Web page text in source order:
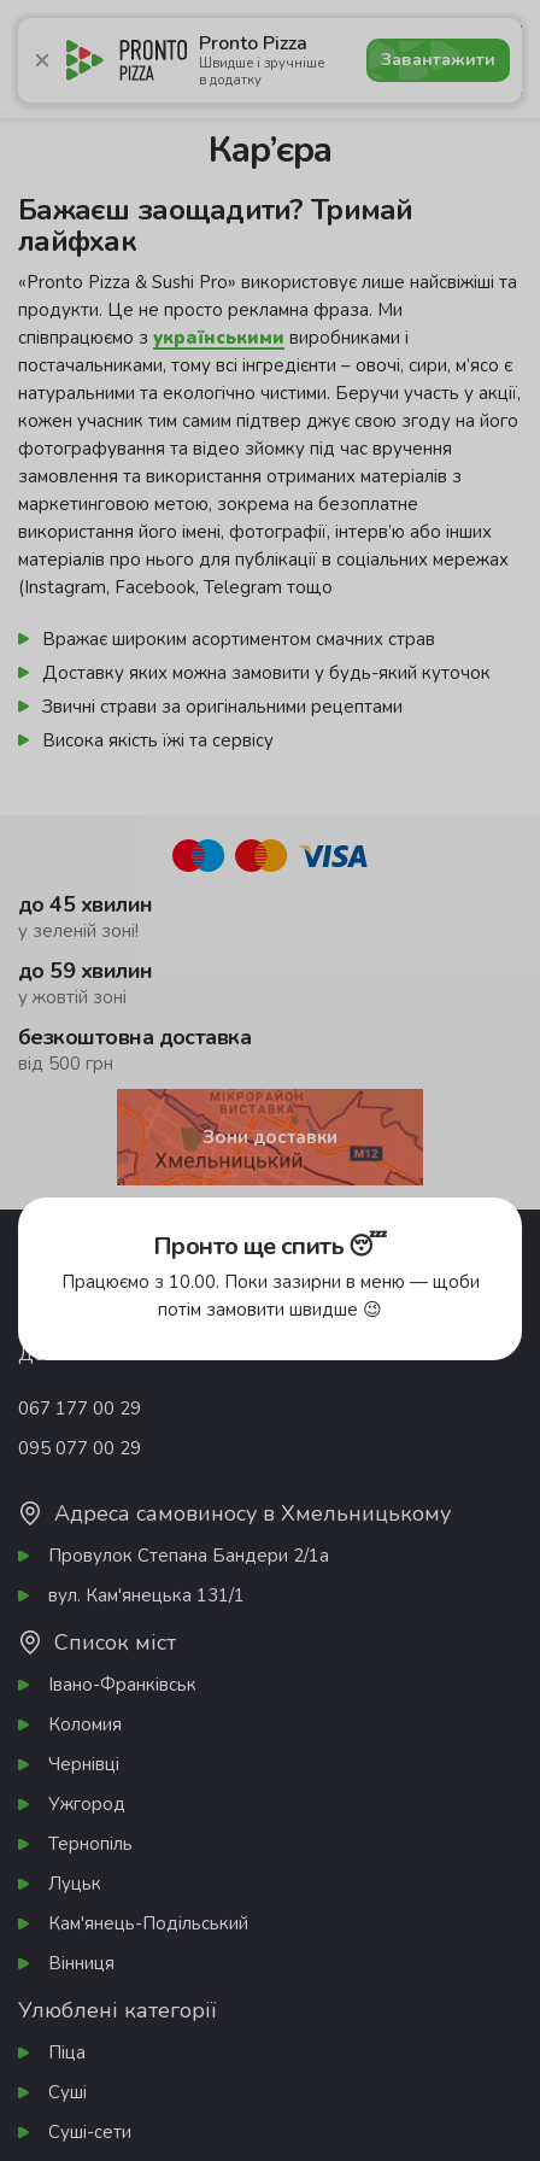
Pronto Pizza
Швидше і зручніше
в додатку
Завантажити
4.8
Акції Піца Суші Сети Сніданки Комбо
Кар’єра
Бажаєш заощадити? Тримай
лайфхак
«Pronto Pizza & Sushi Pro» використовує лише найсвіжіші та
продукти. Це не просто рекламна фраза. Ми
співпрацюємо з українськими виробниками і
постачальниками, тому всі інгредієнти – овочі, сири, м’ясо є
натуральними та екологічно чистими. Беручи участь у акції,
кожен учасник тим самим підтвер джує свою згоду на його
фотографування та відео зйомку під час вручення
замовлення та використання отриманих матеріалів з
маркетинговою метою, зокрема на безоплатне
використання його імені, фотографії, інтерв’ю або інших
матеріалів про нього для публікації в соціальних мережах
(Instagram, Facebook, Telegram тощо
Вражає широким асортиментом смачних страв
Доставку яких можна замовити у будь-який куточок
Звичні страви за оригінальними рецептами
Висока якість їжі та сервісу
до 45 хвилин
у зеленій зоні!
до 59 хвилин
у жовтій зоні
безкоштовна доставка
від 500 грн
Зони доставки
Pronto Club
Доставка їжі
Про компанію
Франшиза
Контакти
Донати
067 177 00 29
095 077 00 29
Адреса самовиносу в Хмельницькому
Провулок Степана Бандери 2/1а
вул. Кам'янецька 131/1
Список міст
Івано-Франківськ
Коломия
Чернівці
Ужгород
Тернопіль
Луцьк
Кам'янець-Подільський
Вінниця
Улюблені категорії
Піца
Суші
Суші-сети
Пронто ще спить 😴
Працюємо з 10.00. Поки зазирни в меню — щоби
потім замовити швидше 😉